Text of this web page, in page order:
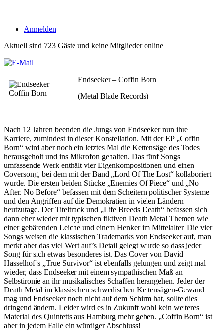
Anmelden
Aktuell sind 723 Gäste und keine Mitglieder online
Endseeker – Coffin Born
(Metal Blade Records)
Nach 12 Jahren beenden die Jungs von Endseeker nun ihre
Karriere, zumindest in dieser Konstellation. Mit der EP „Coffin
Born“ wird aber noch ein letztes Mal die Kettensäge des Todes
herausgeholt und ins Mikrofon gehalten. Das fünf Songs
umfassende Werk enthält vier Eigenkompositionen und einen
Coversong, bei dem mit der Band „Lord Of The Lost“ kollaboriert
wurde. Die ersten beiden Stücke „Enemies Of Piece“ und „No
After. No Before“ befassen mit dem Scheitern politischer Systeme
und den Angriffen auf die Demokratien in vielen Ländern
heutzutage. Der Titeltrack und „Life Breeds Death“ befassen sich
dann eher wieder mit typischen fiktiven Death Metal Themen wie
einer gebärenden Leiche und einem Henker im Mittelalter. Die vier
Songs weisen die klassischen Trademarks von Endseeker auf, man
merkt aber das viel Wert auf’s Detail gelegt wurde so dass jeder
Song für sich etwas besonderes ist. Das Cover von David
Hasselhof’s „True Survivor“ ist ebenfalls gelungen und zeigt mal
wieder, dass Endseeker mit einem sympathischen Maß an
Selbstironie an ihr musikalisches Schaffen herangehen. Jeder der
Death Metal im klassischen schwedischen Kettensägen-Gewand
mag und Endseeker noch nicht auf dem Schirm hat, sollte dies
dringend ändern. Leider wird es in Zukunft wohl kein weiteres
Material des Quintetts aus Hamburg mehr geben. „Coffin Born“ ist
aber in jedem Falle ein würdiger Abschluss!